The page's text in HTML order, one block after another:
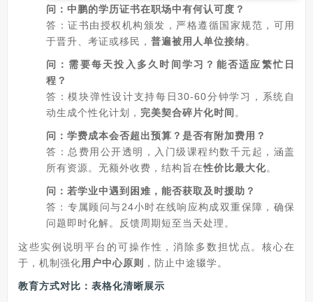
问：中鹏的学历证书在职场中有何认可度？
答：证书由授权机构颁发，严格遵循国家规范，可用
于晋升、考证或移民， 普遍被用人单位接纳。
问：需要每天投入多久时间学习？能否适应繁忙日
程？
答：模块弹性设计支持每日30-60分钟学习，系统自
动生成个性化计划， 完美契合碎片化时间。
问：学费成本会否超出预算？是否有附加费用？
答：总费用公开透明，入门级课程约数千元起，涵盖
所有资源。无额外收费，结构旨在性价比最大化。
问：若学业中遇到困难，能否获取及时援助？
答：专属顾问与24小时在线响应构成双重保障，确保
问题即时化解。反馈周期短至当天处理。
这些实例说明平台的可操作性，消除多数担忧点。核心在
于，机制强化用户中心原则 ，防止中途辍学。
教育方式对比：表格化清晰展示